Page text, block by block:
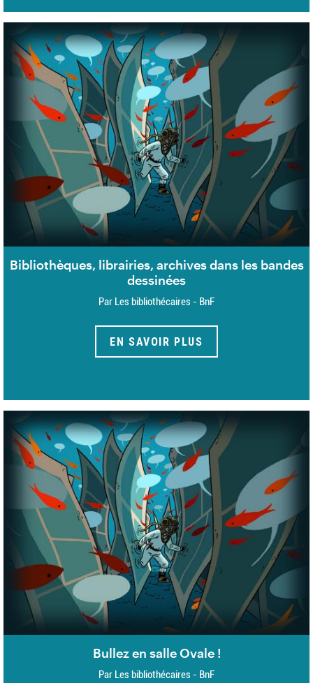
Bibliothèques, librairies, archives dans les bandes
dessinées
Par Les bibliothécaires - BnF
EN SAVOIR PLUS
Bullez en salle Ovale !
Par Les bibliothécaires - BnF